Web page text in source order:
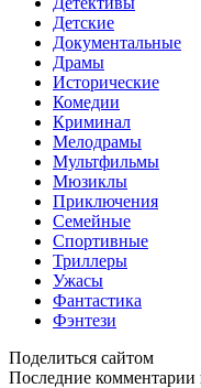
Детские
Документальные
Драмы
Исторические
Комедии
Криминал
Мелодрамы
Мультфильмы
Мюзиклы
Приключения
Семейные
Спортивные
Триллеры
Ужасы
Фантастика
Фэнтези
Поделиться сайтом
Последние